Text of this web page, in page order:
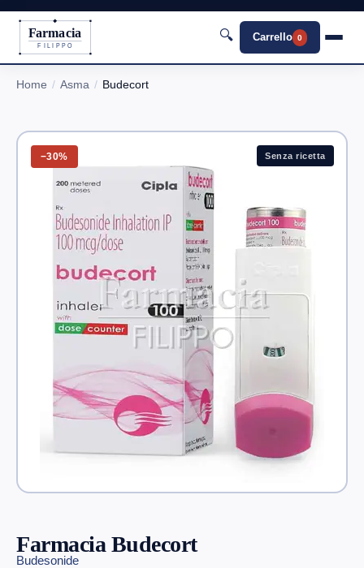
Farmacia
FILIPPO
🔍 Carrello 0
Home Asma Budecort
−30% Senza ricetta
Farmacia Budecort
Budesonide